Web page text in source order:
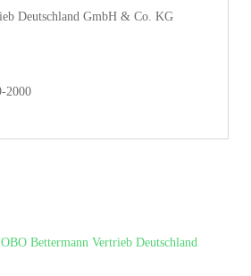
Deutschland GmbH & Co. KG
2000
Bettermann Vertrieb Deutschland